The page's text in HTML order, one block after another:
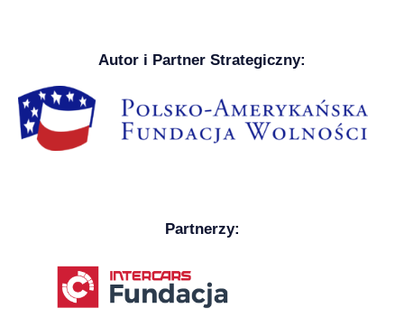
Autor i Partner Strategiczny:
Partnerzy: